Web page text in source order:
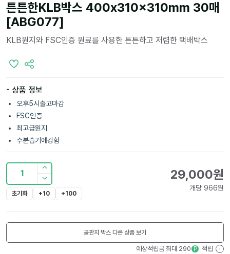
튼튼한KLB박스 400x310x310mm 30매
[ABG077]
KLB원지와 FSC인증 원료를 사용한 튼튼하고 저렴한 택배박스
- 상품 정보
오후5시출고마감
FSC인증
최고급원지
수분습기에강함
1
초기화 +10 +100
29,000원
개당 966원
골판지 박스 다른 상품 보기
예상적립금 최대 290 P 적립 ?